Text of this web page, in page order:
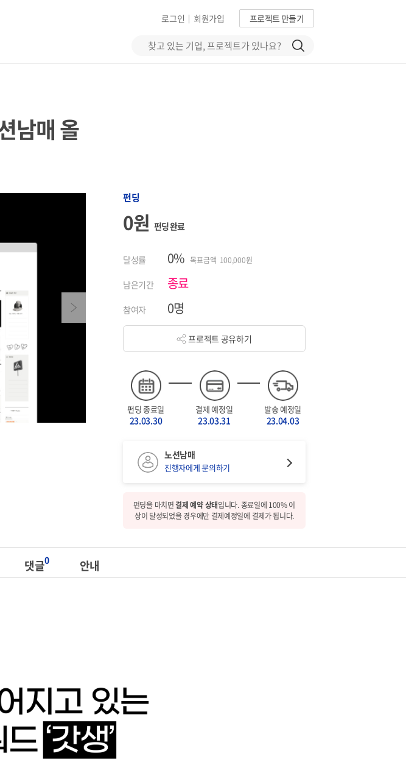
프로젝트 만들기
회원가입
|
로그인
남매 올
Next
펀딩
0원 펀딩 완료
달성률 0% 목표금액 100,000원
남은기간 종료
참여자 0명
프로젝트 공유하기
펀딩 종료일
23.03.30
결제 예정일
23.03.31
발송 예정일
23.04.03
노션남매
진행자에게 문의하기
펀딩을 마치면결제 예약 상태입니다. 종료일에 100% 이
상이 달성되었을 경우에만 결제예정일에 결제가 됩니다.
댓글0 안내